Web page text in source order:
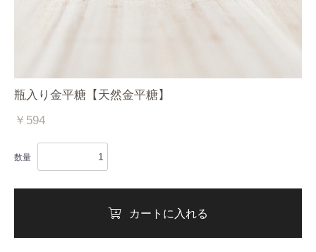
瓶入り金平糖【天然金平糖】
￥594
数量
カートに入れる